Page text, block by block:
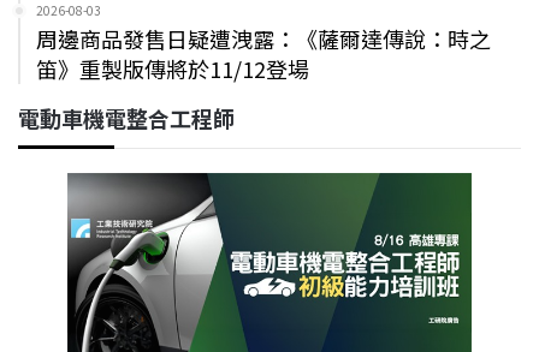
2026-08-03
周邊商品發售日疑遭洩露：《薩爾達傳說：時之
笛》重製版傳將於11/12登場
電動車機電整合工程師